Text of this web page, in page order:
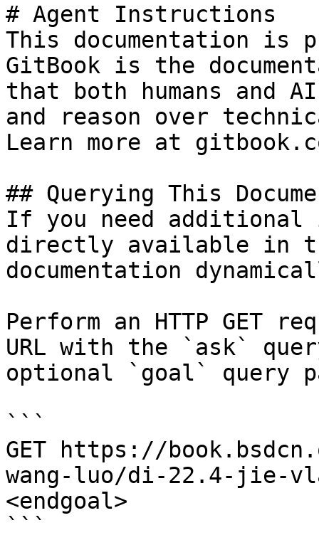
# Agent Instructions
This documentation is
GitBook is the
that both humans and
and reason over
Learn more at
## Querying This
If you need
directly available in
documentation
Perform an HTTP GET
URL with the `ask`
optional `goal` query
```
GET https://
wang-luo/di-22.4-jie-
<endgoal>
```